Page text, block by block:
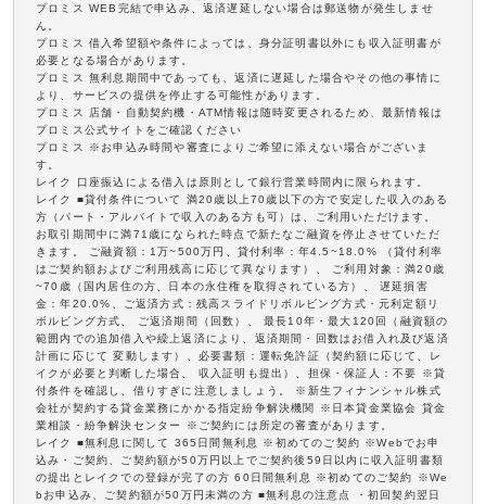
プロミス WEB完結で申込み、返済遅延しない場合は郵送物が発生しませ
ん。
プロミス 借入希望額や条件によっては、身分証明書以外にも収入証明書が
必要となる場合があります。
プロミス 無利息期間中であっても、返済に遅延した場合やその他の事情に
より、サービスの提供を停止する可能性があります。
プロミス 店舗・自動契約機・ATM情報は随時変更されるため、最新情報は
プロミス公式サイトをご確認ください
プロミス ※お申込み時間や審査によりご希望に添えない場合がございま
す。
レイク 口座振込による借入は原則として銀行営業時間内に限られます。
レイク ■貸付条件について 満20歳以上70歳以下の方で安定した収入のある
方（パート・アルバイトで収入のある方も可）は、ご利用いただけます。
お取引期間中に満71歳になられた時点で新たなご融資を停止させていただ
きます。 ご融資額：1万~500万円、貸付利率：年4.5~18.0% （貸付利率
はご契約額およびご利用残高に応じて異なります）、 ご利用対象：満20歳
~70歳（国内居住の方、日本の永住権を取得されている方）、 遅延損害
金：年20.0%、ご返済方式：残高スライドリボルビング方式・元利定額リ
ボルビング方式、 ご返済期間（回数）、 最長10年・最大120回（融資額の
範囲内での追加借入や繰上返済により、返済期間・回数はお借入れ及び返済
計画に応じて 変動します）、必要書類：運転免許証（契約額に応じて、レ
イクが必要と判断した場合、 収入証明も提出）、担保・保証人：不要 ※貸
付条件を確認し、借りすぎに注意しましょう。 ※新生フィナンシャル株式
会社が契約する貸金業務にかかる指定紛争解決機関 ※日本貸金業協会 貸金
業相談・紛争解決センター ※ご契約には所定の審査があります。
レイク ■無利息に関して 365日間無利息 ※初めてのご契約 ※Webでお申
込み・ご契約、ご契約額が50万円以上でご契約後59日以内に収入証明書類
の提出とレイクでの登録が完了の方 60日間無利息 ※初めてのご契約 ※We
bお申込み、ご契約額が50万円未満の方 ■無利息の注意点 ・初回契約翌日